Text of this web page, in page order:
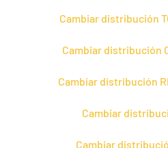
Cambiar distribución
Cambiar distribución
Cambiar distribución
Cambiar
Cambiar